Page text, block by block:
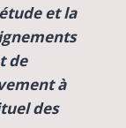
et la
de
à
des